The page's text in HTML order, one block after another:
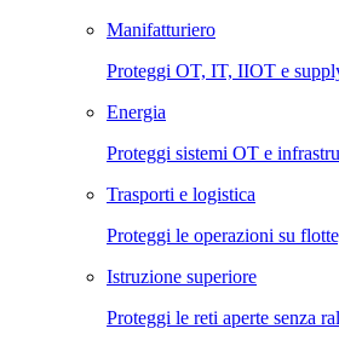
Manifatturiero
Proteggi OT, IT, IIOT e
Energia
Proteggi sistemi OT e
Trasporti e logistica
Proteggi le operazioni su
Istruzione superiore
Proteggi le reti aperte senza